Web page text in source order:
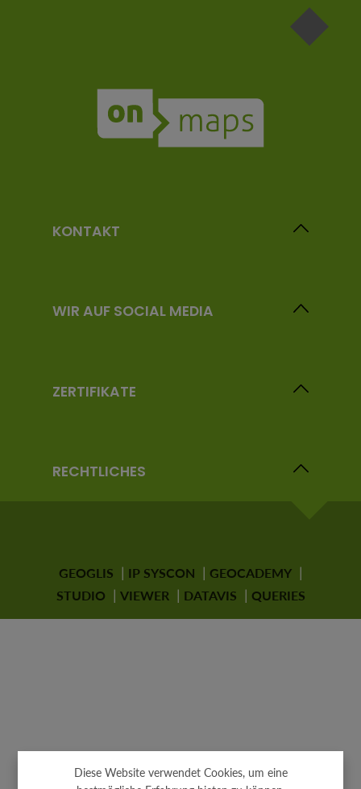
KONTAKT
WIR AUF SOCIAL MEDIA
ZERTIFIKATE
RECHTLICHES
GEOGLIS IP SYSCON
GEOCADEMY
STUDIO
VIEWER DATAVIS QUERIES
Diese Website verwendet Cookies, um eine